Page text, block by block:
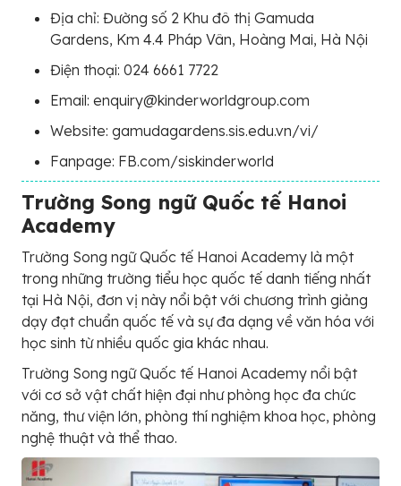
Địa chỉ: Đường số 2 Khu đô thị Gamuda
Gardens, Km 4.4 Pháp Vân, Hoàng Mai, Hà Nội
Điện thoại: 024 6661 7722
Email: enquiry@kinderworldgroup.com
Website: gamudagardens.sis.edu.vn/vi/
Fanpage: FB.com/siskinderworld
Trường Song ngữ Quốc tế Hanoi
Academy
Trường Song ngữ Quốc tế Hanoi Academy là một
trong những trường tiểu học quốc tế danh tiếng nhất
tại Hà Nội, đơn vị này nổi bật với chương trình giảng
dạy đạt chuẩn quốc tế và sự đa dạng về văn hóa với
học sinh từ nhiều quốc gia khác nhau.
Trường Song ngữ Quốc tế Hanoi Academy nổi bật
với cơ sở vật chất hiện đại như phòng học đa chức
năng, thư viện lớn, phòng thí nghiệm khoa học, phòng
nghệ thuật và thể thao.